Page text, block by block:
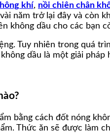
khí, nồi chiên chân
năm trở lại đây và còn
không dầu cho các bạn
Tuy nhiên trong quá
dầu là một giải pháp
bằng cách đốt nóng
Thức ăn sẽ được làm